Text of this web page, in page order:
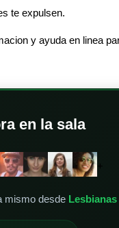
te expulsen.
y ayuda en linea
en la sala
+
mismo desde